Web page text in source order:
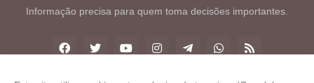
Informação precisa para quem toma decisões importantes.